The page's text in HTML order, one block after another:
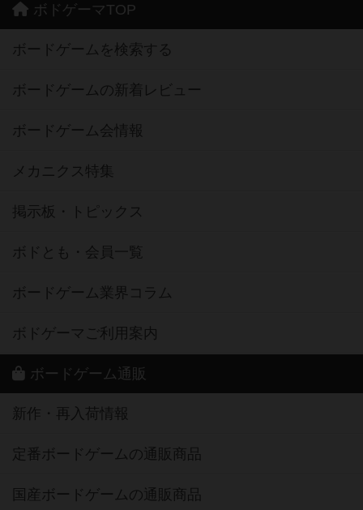
ボドゲーマTOP
ボードゲームを検索する
ボードゲームの新着レビュー
ボードゲーム会情報
メカニクス特集
掲示板・トピックス
ボドとも・会員一覧
ボードゲーム業界コラム
ボドゲーマご利用案内
ボードゲーム通販
新作・再入荷情報
定番ボードゲームの通販商品
国産ボードゲームの通販商品